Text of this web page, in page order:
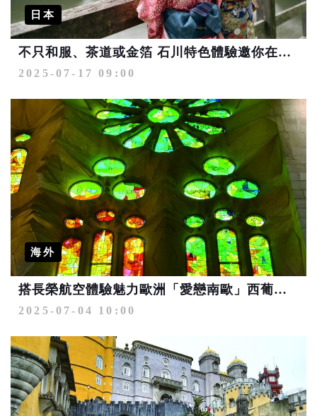
日本
不只和服、茶道或金箔 石川特色體驗邀你在米其林料亭和金澤藝妓互動
2025-07-17 09:00
海外
搭長榮航空體驗魅力歐洲「愛戀南歐」西葡四主城巡禮
2025-07-04 10:00